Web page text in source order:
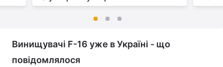
Винищувачі F-16 уже в Україні - що
повідомлялося